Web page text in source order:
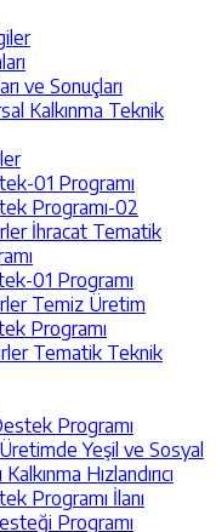
ve Sonuçları
Kalkınma Teknik
01 Programı
Programı-02
İhracat Tematik
01 Programı
Temiz Üretim
Programı
Tematik Teknik
Programı
Üretimde Yeşil ve Sosyal
Kalkınma Hızlandırıcı
Programı İlanı
Programı